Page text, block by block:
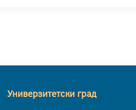
Универзитетски град